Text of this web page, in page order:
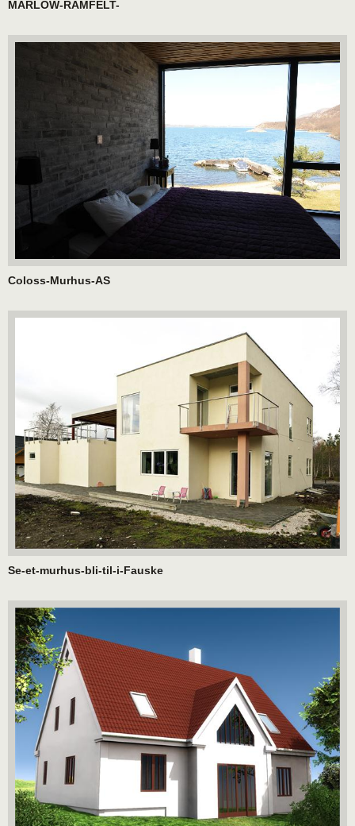
MARLOW-RAMFELT-
Coloss-Murhus-AS
Se-et-murhus-bli-til-i-Fauske